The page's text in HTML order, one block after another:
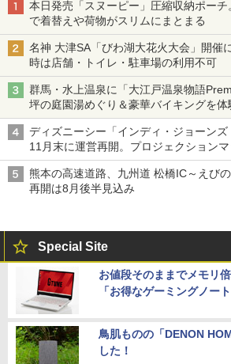
本日発売「スヌーピー」圧縮収納ポー
で着替えや荷物がスリムにまとまる
名神 大津SA「びわ湖大花火大会」開催
時は店舗・トイレ・駐車場の利用不可
群馬・水上温泉に「大江戸温泉物語
坪の庭園湯めぐり＆豪華バイキングを体
ディズニーシー「インディ・ジョーン
11月末に運営再開。プロジェクション
は1500円
熊本の高速道路、九州道 松橋IC～えび
再開は8月後半見込み
Special Site
お値段そのままでメモリ
「お得なゲーミングノート
鳥肌ものの「DENON
した！